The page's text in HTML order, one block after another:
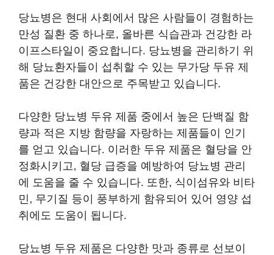
당뇨병은 현대 사회에서 많은 사람들이 경험하는
만성 질환 중 하나로, 올바른 식습관과 건강한 라
이프스타일이 중요합니다. 당뇨병을 관리하기 위
해 당뇨환자들이 섭취할 수 있는 무가당 두유 제
품은 건강한 대안으로 주목받고 있습니다.
다양한 당뇨병 두유 제품 중에서 높은 단백질 함
량과 적은 지방 함량을 자랑하는 제품들이 인기
를 얻고 있습니다. 이러한 두유 제품은 혈당을 안
정화시키고, 혈당 급증을 예방하여 당뇨병 관리
에 도움을 줄 수 있습니다. 또한, 식이섬유와 비타
민, 무기질 등이 풍부하게 함유되어 있어 영양 섭
취에도 도움이 됩니다.
당뇨병 두유 제품은 다양한 맛과 종류로 선보이